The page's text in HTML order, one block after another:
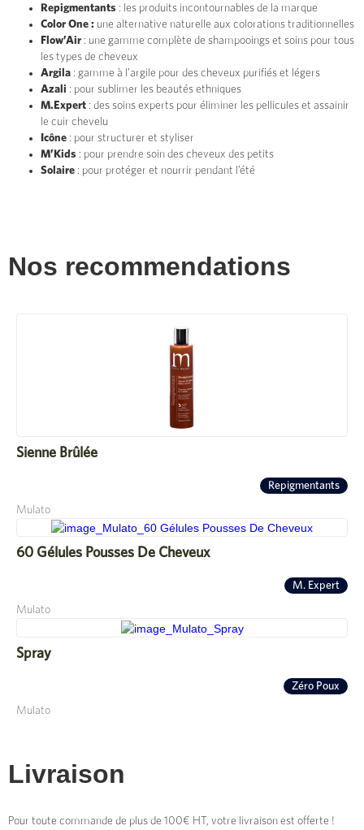
Repigmentants : les produits incontournables de la marque
Color One : une alternative naturelle aux colorations traditionnelles
Flow’Air : une gamme complète de shampooings et soins pour tous
les types de cheveux
Argila : gamme à l’argile pour des cheveux purifiés et légers
Azali : pour sublimer les beautés ethniques
M.Expert : des soins experts pour éliminer les pellicules et assainir
le cuir chevelu
Icône : pour structurer et styliser
M’Kids : pour prendre soin des cheveux des petits
Solaire : pour protéger et nourrir pendant l’été
Nos recommendations
Sienne Brûlée
Repigmentants
Mulato
60 Gélules Pousses De Cheveux
M. Expert
Mulato
Spray
Zéro Poux
Mulato
Livraison
Pour toute commande de plus de 100€ HT, votre livraison est offerte !